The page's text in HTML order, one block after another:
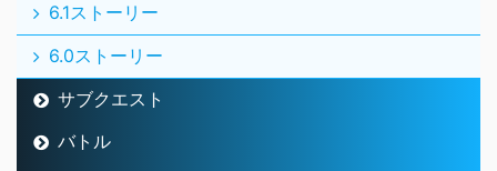
6.1ストーリー
6.0ストーリー
サブクエスト
バトル